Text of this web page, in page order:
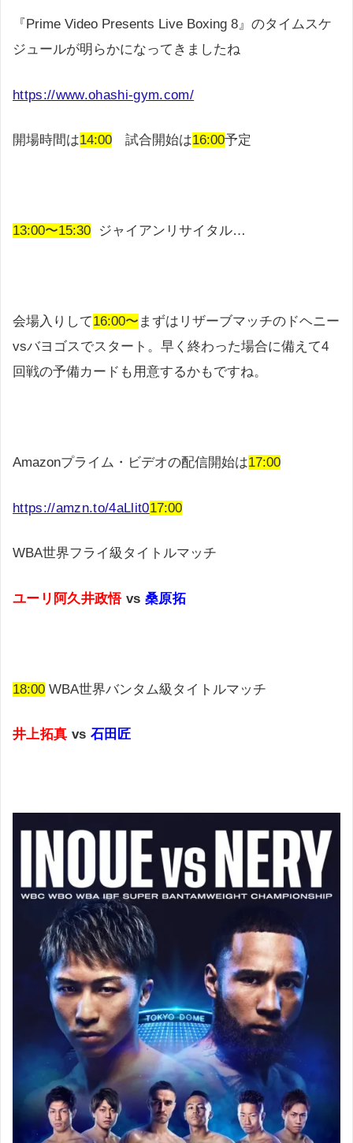
『Prime Video Presents Live Boxing 8』のタイムスケ
ジュールが明らかになってきましたね
https://www.ohashi-gym.com/
開場時間は14:00 試合開始は16:00予定
13:00〜15:30 ジャイアンリサイタル…
会場入りして16:00〜 まずはリザーブマッチのドヘニー
vsバヨゴスでスタート。早く終わった場合に備えて4
回戦の予備カードも用意するかもですね。
Amazonプライム・ビデオの配信開始は17:00
https://amzn.to/4aLlit017:00
WBA世界フライ級タイトルマッチ
ユーリ阿久井政悟vs桑原拓
18:00 WBA世界バンタム級タイトルマッチ
井上拓真 vs 石田匠